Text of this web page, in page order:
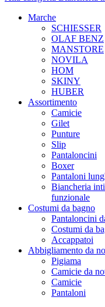
Marche
SCHIESSER
OLAF BENZ
MANSTORE
NOVILA
HOM
SKINY
HUBER
Assortimento
Camicie
Gilet
Punture
Slip
Pantaloncini
Boxer
Pantaloni
Biancheria
funzionale
Costumi da bagno
Pantaloncini
Costumi da
Accappatoi
Abbigliamento da
Pigiama
Camicie da
Camicie
Pantaloni